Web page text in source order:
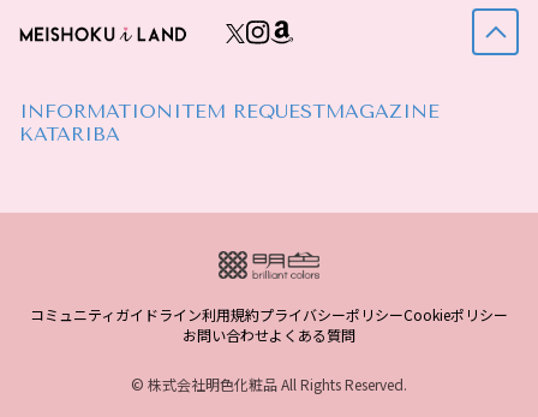
INFORMATION ITEM REQUESTMAGAZINE
KATARIBA
コミュニティガイドライン利用規約プライバシーポリシーCookieポリシー
お問い合わせよくある質問
© 株式会社明色化粧品 All Rights Reserved.